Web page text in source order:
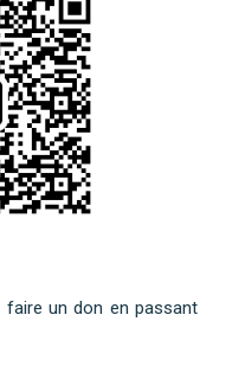
faire un don en passant